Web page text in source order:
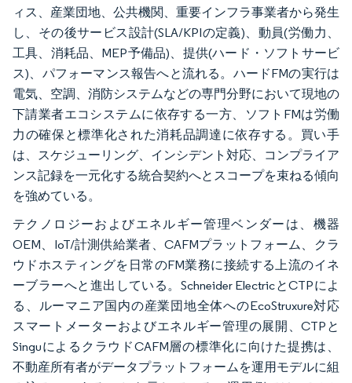
ィス、産業団地、公共機関、重要インフラ事業者から発生
し、その後サービス設計(SLA/KPIの定義)、動員(労働力、
工具、消耗品、MEP予備品)、提供(ハード・ソフトサービ
ス)、パフォーマンス報告へと流れる。ハードFMの実行は
電気、空調、消防システムなどの専門分野において現地の
下請業者エコシステムに依存する一方、ソフトFMは労働
力の確保と標準化された消耗品調達に依存する。買い手
は、スケジューリング、インシデント対応、コンプライア
ンス記録を一元化する統合契約へとスコープを束ねる傾向
を強めている。
テクノロジーおよびエネルギー管理ベンダーは、機器
OEM、IoT/計測供給業者、CAFMプラットフォーム、クラ
ウドホスティングを日常のFM業務に接続する上流のイネ
ーブラーへと進出している。Schneider ElectricとCTPによ
る、ルーマニア国内の産業団地全体へのEcoStruxure対応
スマートメーターおよびエネルギー管理の展開、CTPと
SinguによるクラウドCAFM層の標準化に向けた提携は、
不動産所有者がデータプラットフォームを運用モデルに組